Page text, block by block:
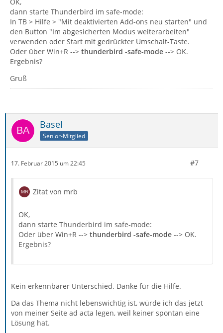
dann starte Thunderbird im safe-mode:
In TB > Hilfe > "Mit deaktivierten Add-ons neu starten" und
den Button "Im abgesicherten Modus weiterarbeiten"
verwenden oder Start mit gedrückter Umschalt-Taste.
Oder über Win+R --> thunderbird -safe-mode --> OK.
Ergebnis?
Gruß
Basel
Senior-Mitglied
17. Februar 2015 um 22:45 #7
Zitat von mrb
OK,
dann starte Thunderbird im safe-mode:
Oder über Win+R --> thunderbird -safe-mode --> OK.
Ergebnis?
Kein erkennbarer Unterschied. Danke für die Hilfe.
Da das Thema nicht lebenswichtig ist, würde ich das jetzt
von meiner Seite ad acta legen, weil keiner spontan eine
Lösung hat.